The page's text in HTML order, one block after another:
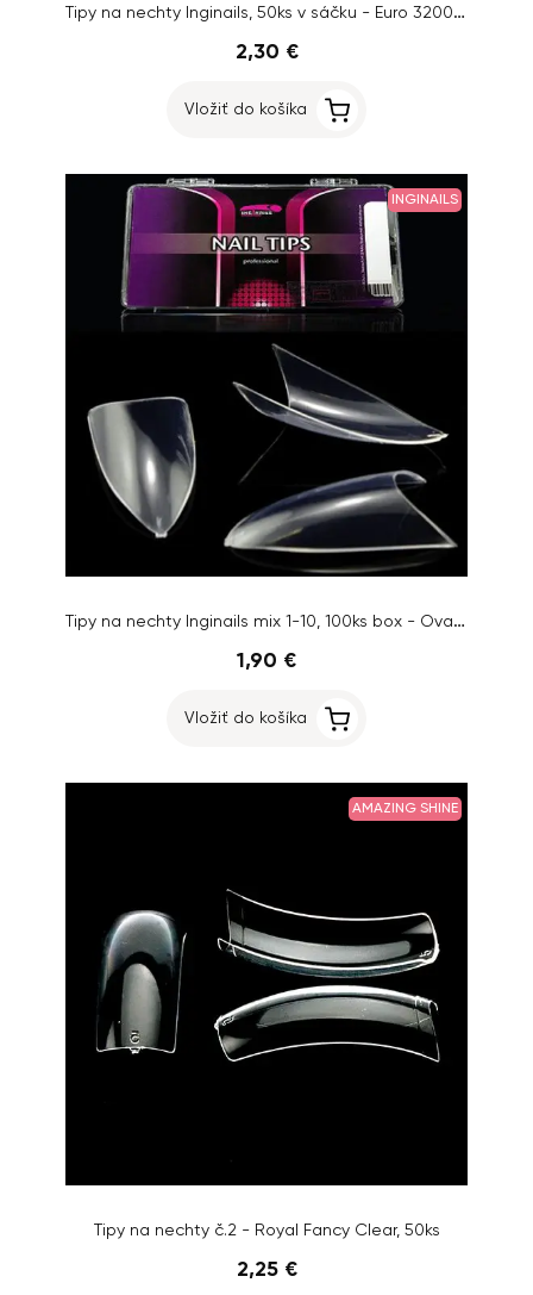
Tipy na nechty Inginails, 50ks v sáčku - Euro 3200 Clear, č.1
2,30 €
Vložiť do košíka
INGINAILS
Tipy na nechty Inginails mix 1-10, 100ks box - Oval French Clear
1,90 €
Vložiť do košíka
AMAZING SHINE
Tipy na nechty č.2 - Royal Fancy Clear, 50ks
2,25 €